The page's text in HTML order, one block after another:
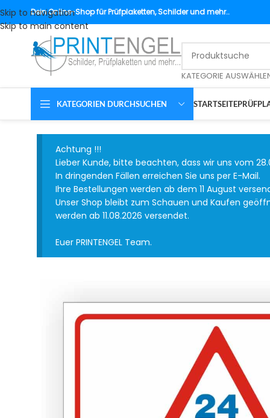
Skip to navigation
Skip to main content
DeinOnline-Shop für Prüfplaketten, Schilder und mehr..
KATEGORIE
KATEGORIEN DURCHSUCHEN STARTSEITE
Achtung !!!
Lieber Kunde, bitte beachten, dass wir uns vom
In dringenden Fällen erreichen Sie uns per E-Mail.
Ihre Bestellungen werden ab dem 11 August
Unser Shop bleibt zum Schauen und Kaufen
werden ab 11.08.2026 versendet.
Euer PRINTENGEL Team.